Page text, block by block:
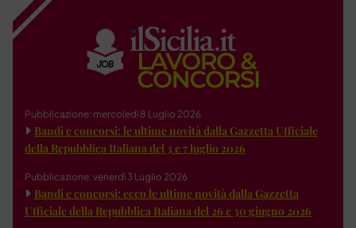
Pubblicazione: mercoledì 8 Luglio 2026
Bandi e concorsi: le ultime novità dalla Gazzetta Ufficiale
della Repubblica Italiana del 3 e 7 luglio 2026
Pubblicazione: venerdì 3 Luglio 2026
Bandi e concorsi: ecco le ultime novità dalla Gazzetta
Ufficiale della Repubblica Italiana del 26 e 30 giugno 2026